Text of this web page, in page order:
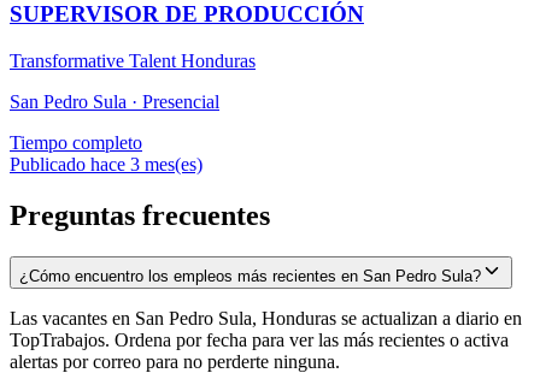
SUPERVISOR DE PRODUCCIÓN
Transformative Talent Honduras
San Pedro Sula · Presencial
Tiempo completo
Publicado hace 3 mes(es)
Preguntas frecuentes
¿Cómo encuentro los empleos más recientes en San Pedro Sula?
Las vacantes en San Pedro Sula, Honduras se actualizan a diario en
TopTrabajos. Ordena por fecha para ver las más recientes o activa
alertas por correo para no perderte ninguna.